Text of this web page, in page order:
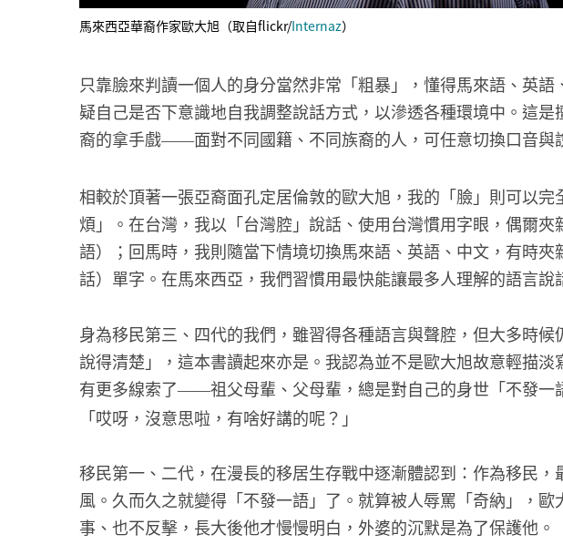
馬來西亞華裔作家歐大旭（取自flickr/Internaz）
只靠臉來判讀一個人的身分當然非常「粗暴」，懂得馬來語、英
疑自己是否下意識地自我調整說話方式，以滲透各種環境中。這
裔的拿手戲——面對不同國籍、不同族裔的人，可任意切換口音與
相較於頂著一張亞裔面孔定居倫敦的歐大旭，我的「臉」則可以
煩」。在台灣，我以「台灣腔」說話、使用台灣慣用字眼，偶爾
語）；回馬時，我則隨當下情境切換馬來語、英語、中文，有時
話）單字。在馬來西亞，我們習慣用最快能讓最多人理解的語言說
身為移民第三、四代的我們，雖習得各種語言與聲腔，但大多時
說得清楚」，這本書讀起來亦是。我認為並不是歐大旭故意輕描
有更多線索了——祖父母輩、父母輩，總是對自己的身世「不發一
「哎呀，沒意思啦，有啥好講的呢？」
移民第一、二代，在漫長的移居生存戰中逐漸體認到：作為移民
風。久而久之就變得「不發一語」了。就算被人辱罵「奇納」，
事、也不反擊，長大後他才慢慢明白，外婆的沉默是為了保護他。